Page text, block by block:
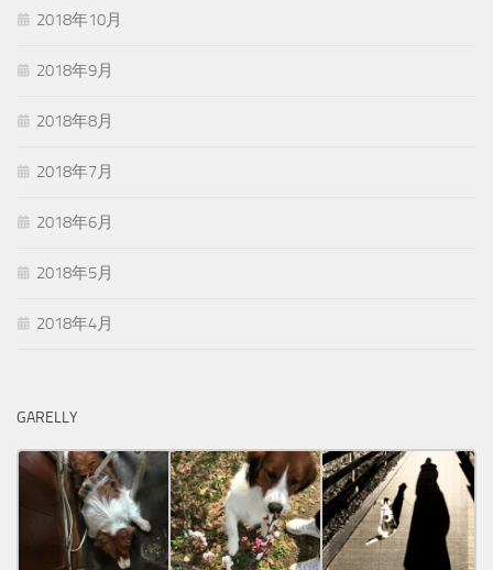
2018年10月
2018年9月
2018年8月
2018年7月
2018年6月
2018年5月
2018年4月
GARELLY